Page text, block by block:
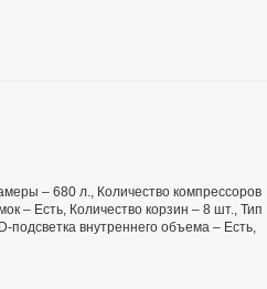
– 680 л., Количество компрессоров
– Есть, Количество корзин – 8 шт., Тип
внутреннего объема – Есть,